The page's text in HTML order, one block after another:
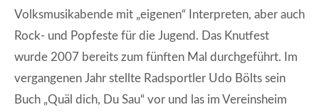
Volksmusikabende mit „eigenen“ Interpreten, aber auch
Rock- und Popfeste für die Jugend. Das Knutfest
wurde 2007 bereits zum fünften Mal durchgeführt. Im
vergangenen Jahr stellte Radsportler Udo Bölts sein
Buch „Quäl dich, Du Sau“ vor und las im Vereinsheim